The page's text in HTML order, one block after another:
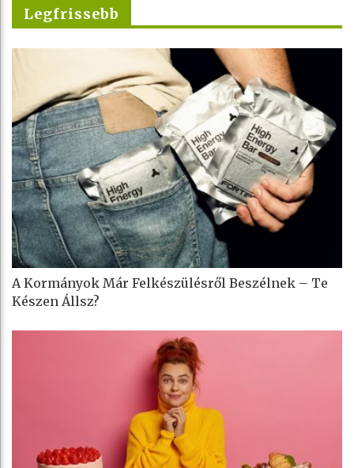
Legfrissebb
A Kormányok Már Felkészülésről Beszélnek – Te
Készen Állsz?